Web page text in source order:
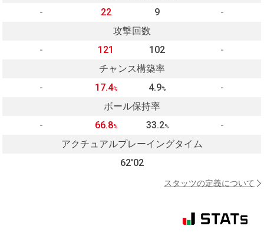
-
22 9
-
攻撃回数
-
121 102
-
チャンス構築率
-
17.4% 4.9%
-
ボール保持率
-
66.8% 33.2%
-
アクチュアルプレーイングタイム
62'02
スタッツの定義について